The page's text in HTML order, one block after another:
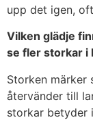
upp det igen,
Vilken glädje
se fler storkar i
Storken märker
återvänder till
storkar betyder